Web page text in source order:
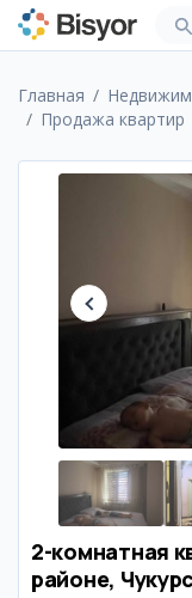
Главная
Продажа квартир
2-комнатная
районе,